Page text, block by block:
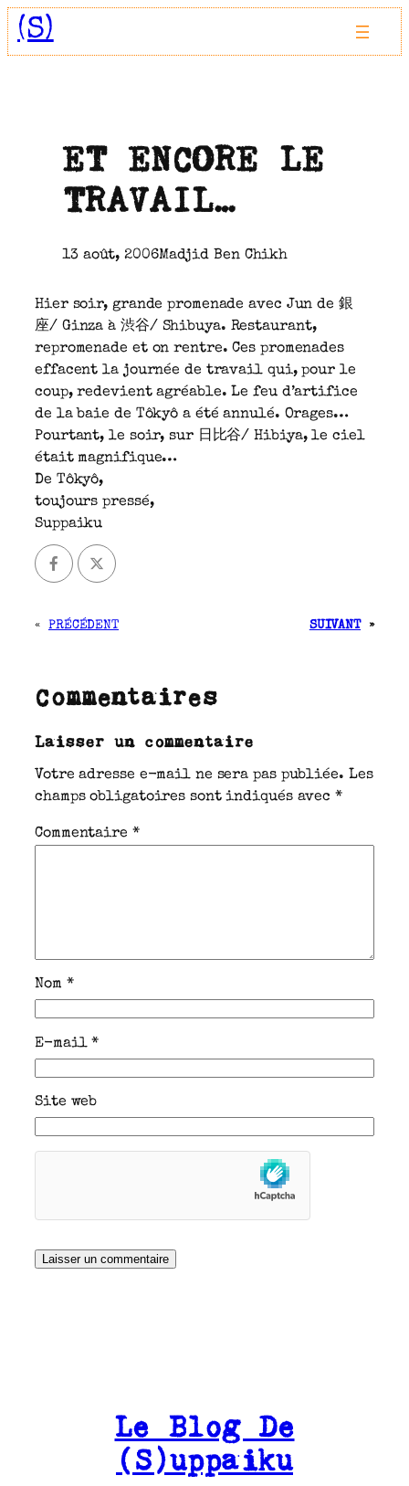
Aller
au(S)
ET ENCORE LE
TRAVAIL…
13 août, 2006Madjid Ben Chikh
Hier soir, grande promenade avec Jun de 銀
座/ Ginza à 渋谷/ Shibuya. Restaurant,
repromenade et on rentre. Ces promenades
effacent la journée de travail qui, pour le
coup, redevient agréable. Le feu d’artifice
de la baie de Tôkyô a été annulé. Orages…
Pourtant, le soir, sur 日比谷/ Hibiya, le ciel
était magnifique…
De Tôkyô,
toujours pressé,
Suppaiku
« PRÉCÉDENT SUIVANT »
Commentaires
Laisser un commentaire
Votre adresse e-mail ne sera pas publiée. Les
champs obligatoires sont indiqués avec*
Commentaire *
Nom *
E-mail*
Site web
Le Blog De
(S)uppaiku